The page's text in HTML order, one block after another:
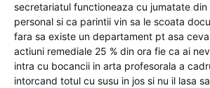
secretariatul functioneaza cu jumatate din
personal si ca parintii vin sa le scoata
fara sa existe un departament pt asa
actiuni remediale 25 % din ora fie ca ai
intra cu bocancii in arta profesorala a
intorcand totul cu susu in jos si nu il lasa